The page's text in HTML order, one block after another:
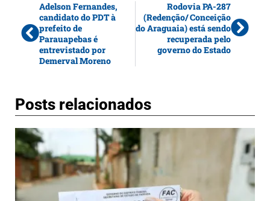
Adelson Fernandes,
candidato do PDT à
prefeito de
Parauapebas é
entrevistado por
Demerval Moreno
Rodovia PA-287
(Redenção/ Conceição
do Araguaia) está sendo
recuperada pelo
governo do Estado
Posts relacionados